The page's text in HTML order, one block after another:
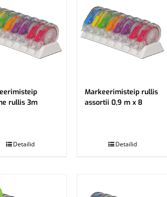
rullis 3m
Detailid
Markeerimisteip rullis
assortii 0,9 m x 8
Detailid